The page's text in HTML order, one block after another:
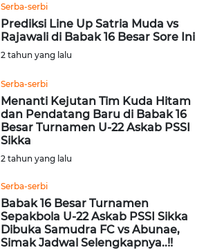
Serba-serbi
Prediksi Line Up Satria Muda vs
Rajawali di Babak 16 Besar Sore Ini
2 tahun yang lalu
Serba-serbi
Menanti Kejutan Tim Kuda Hitam
dan Pendatang Baru di Babak 16
Besar Turnamen U-22 Askab PSSI
Sikka
2 tahun yang lalu
Serba-serbi
Babak 16 Besar Turnamen
Sepakbola U-22 Askab PSSI Sikka
Dibuka Samudra FC vs Abunae,
Simak Jadwal Selengkapnya..!!